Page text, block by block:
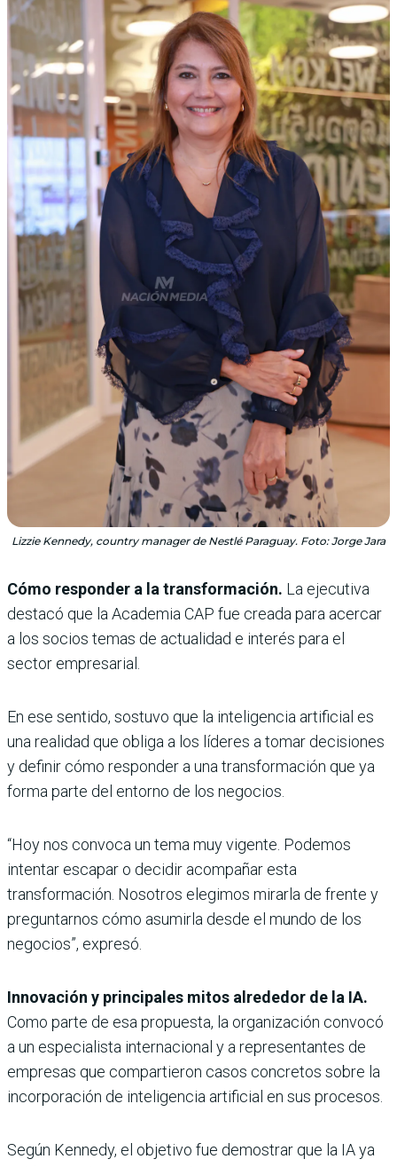
Lizzie Kennedy, country manager de Nestlé Paraguay. Foto: Jorge Jara
Cómo responder a la transformación. La ejecutiva
destacó que la Academia CAP fue creada para acercar
a los socios temas de actualidad e interés para el
sector empresarial.
En ese sentido, sostuvo que la inteligencia artificial es
una realidad que obliga a los líderes a tomar decisiones
y definir cómo responder a una transformación que ya
forma parte del entorno de los negocios.
“Hoy nos convoca un tema muy vigente. Podemos
intentar escapar o decidir acompañar esta
transformación. Nosotros elegimos mirarla de frente y
preguntarnos cómo asumirla desde el mundo de los
negocios”, expresó.
Innovación y principales mitos alrededor de la IA.
Como parte de esa propuesta, la organización convocó
a un especialista internacional y a representantes de
empresas que compartieron casos concretos sobre la
incorporación de inteligencia artificial en sus procesos.
Según Kennedy, el objetivo fue demostrar que la IA ya